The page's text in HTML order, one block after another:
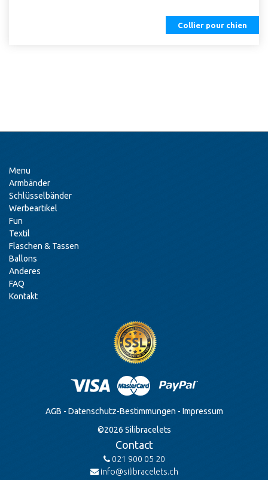
Collier pour chien
Menu
Armbänder
Schlüsselbänder
Werbeartikel
Fun
Textil
Flaschen & Tassen
Ballons
Anderes
FAQ
Kontakt
AGB - Datenschutz-Bestimmungen - Impressum
©2026 Silibracelets
Contact
021 900 05 20
info@silibracelets.ch